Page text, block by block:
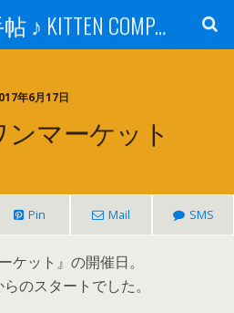
はなうた手帖 ♪ KITTEN COMPANY
年6月17日
マーケット
Pin Mail SMS
ケット』の開催日。
のスタートでした。